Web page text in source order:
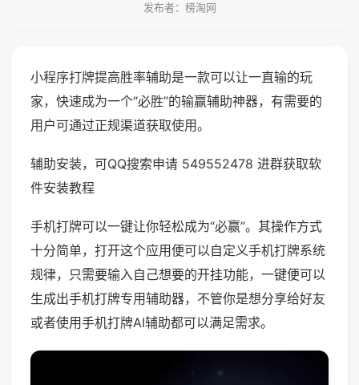
发布者：榜淘网
小程序打牌提高胜率辅助是一款可以让一直输的玩
家，快速成为一个“必胜”的输赢辅助神器，有需要的
用户可通过正规渠道获取使用。
辅助安装，可QQ搜索申请 549552478 进群获取软
件安装教程
手机打牌可以一键让你轻松成为“必赢”。其操作方式
十分简单，打开这个应用便可以自定义手机打牌系统
规律，只需要输入自己想要的开挂功能，一键便可以
生成出手机打牌专用辅助器，不管你是想分享给好友
或者使用手机打牌AI辅助都可以满足需求。